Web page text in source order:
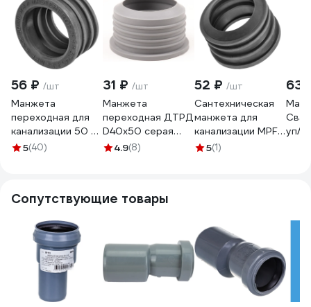
56 ₽ /шт
Манжета
переходная для
канализации 50 х
40 мм MPF
(ТЭП) ИС.131605
5(40)
31 ₽ /шт
Манжета
переходная ДТРД
D40x50 серая
ТЭП VI7 4050GY
4.9(8)
52 ₽ /шт
Сантехническая
манжета для
канализации MPF
50х40, черная,
5(1)
уп/
Сопутствующие товары